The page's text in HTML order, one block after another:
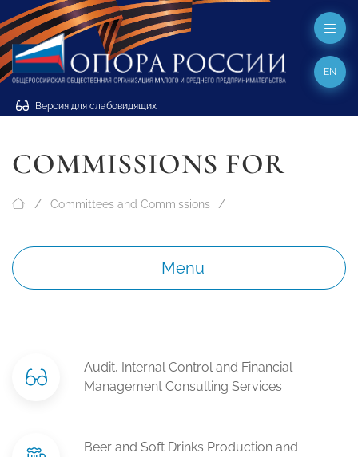
Версия для слабовидящих
EN
COMMISSIONS FOR
Committees and Commissions
Menu
Audit, Internal Control and Financial
Management Consulting Services
Beer and Soft Drinks Production and